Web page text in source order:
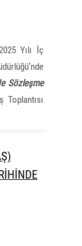
Yılı İç
Sözleşme